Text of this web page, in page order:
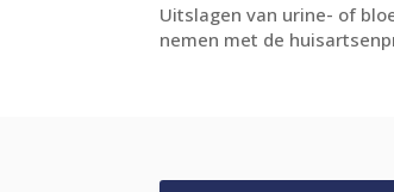
Uitslagen van urine- of
nemen met de